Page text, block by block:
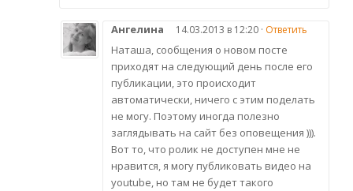
Ангелина 14.03.2013 в 12:20 · Ответить
Наташа, сообщения о новом посте
приходят на следующий день после его
публикации, это происходит
автоматически, ничего с этим поделать
не могу. Поэтому иногда полезно
заглядывать на сайт без оповещения ))).
Вот то, что ролик не доступен мне не
нравится, я могу публиковать видео на
youtube, но там не будет такого